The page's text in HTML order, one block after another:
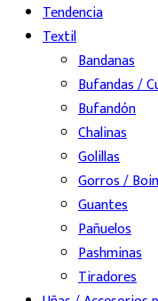
Tendencia
Textil
Bandanas
Bufandas /
Bufandón
Chalinas
Golillas
Gorros /
Guantes
Pañuelos
Pashminas
Tiradores